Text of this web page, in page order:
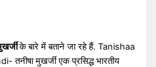
के बारे में बताने जा रहे हैं. Tanishaa
मुखर्जी एक प्रसिद्ध भारतीय